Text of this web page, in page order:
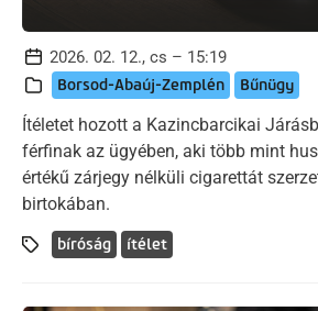
2026. 02. 12., cs – 15:19
Borsod-Abaúj-Zemplén Bűnügy
Ítéletet hozott a Kazincbarcikai
férfinak az ügyében, aki több mint
értékű zárjegy nélküli cigarettát
birtokában.
bíróság ítélet